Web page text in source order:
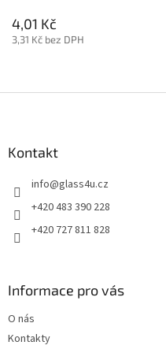
4,01 Kč
3,31 Kč bez DPH
Kontakt
info@glass4u.cz
+420 483 390 228
+420 727 811 828
Informace pro vás
O nás
Kontakty